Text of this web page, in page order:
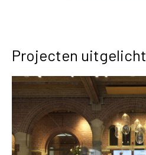
Projecten uitgelicht